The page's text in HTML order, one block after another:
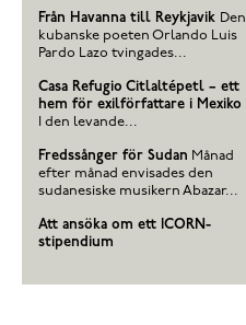
Från Havanna till Reykjavik Den
kubanske poeten Orlando Luis
Pardo Lazo tvingades...
Casa Refugio Citlaltépetl – ett
hem för exilförfattare i Mexiko
I den levande...
Fredssånger för Sudan Månad
efter månad envisades den
sudanesiske musikern Abazar...
Att ansöka om ett ICORN-
stipendium